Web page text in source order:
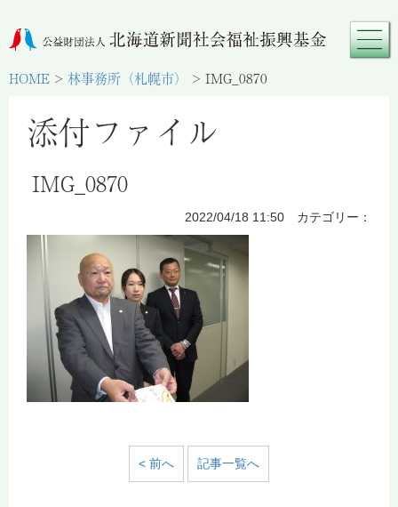
HOME > 林事務所（札幌市） > IMG_0870
添付ファイル
IMG_0870
2022/04/18 11:50 カテゴリー：
< 前へ 記事一覧へ